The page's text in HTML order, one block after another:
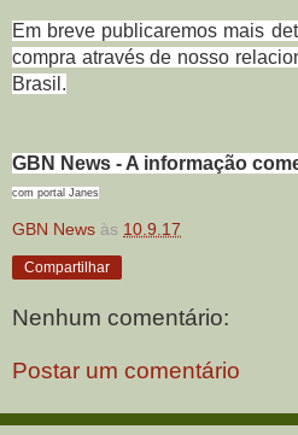
Em breve publicaremos mais
compra através de nosso
Brasil.
GBN News - A informação
com portal Janes
GBN News às 10.9.17
Compartilhar
Nenhum comentário:
Postar um comentário